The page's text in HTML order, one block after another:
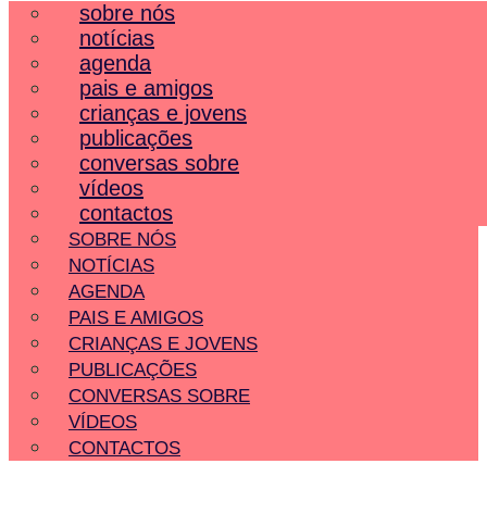
sobre nós
notícias
agenda
pais e amigos
crianças e jovens
publicações
conversas sobre
vídeos
contactos
SOBRE NÓS
NOTÍCIAS
AGENDA
PAIS E AMIGOS
CRIANÇAS E JOVENS
PUBLICAÇÕES
CONVERSAS SOBRE
VÍDEOS
CONTACTOS